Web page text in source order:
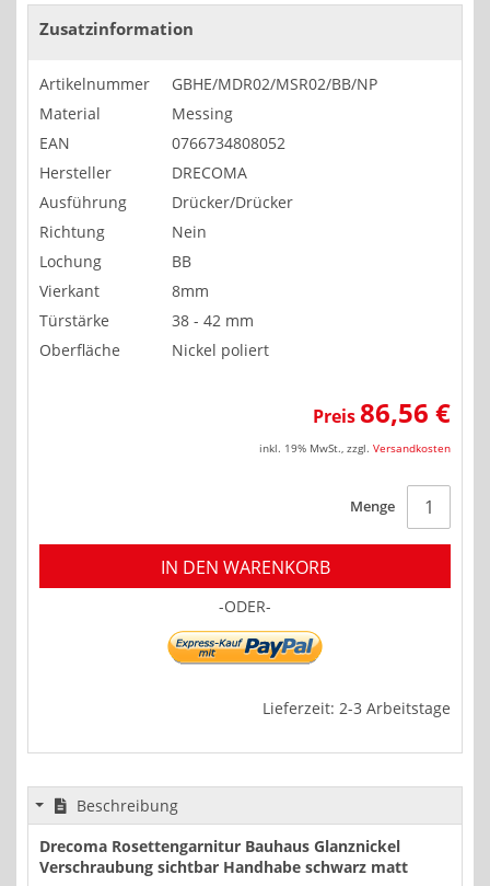
Zusatzinformation
Artikelnummer
GBHE/MDR02/MSR02/BB/NP
Material
Messing
EAN
0766734808052
Hersteller
DRECOMA
Ausführung
Drücker/Drücker
Richtung
Nein
Lochung
BB
Vierkant
8mm
Türstärke
38 - 42 mm
Oberfläche
Nickel poliert
Preis86,56 €
inkl. 19% MwSt., zzgl. Versandkosten
Menge
IN DEN WARENKORB
-ODER-
Lieferzeit: 2-3 Arbeitstage
Beschreibung
Drecoma Rosettengarnitur Bauhaus Glanznickel
Verschraubung sichtbar Handhabe schwarz matt